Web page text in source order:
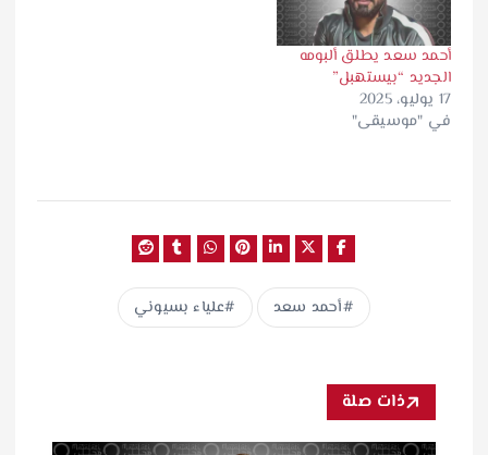
أحمد سعد يطلق ألبومه
الجديد “بيستهبل”
17 يوليو، 2025
في "موسيقى"
أحمد سعد علياء بسيوني
ذات صلة